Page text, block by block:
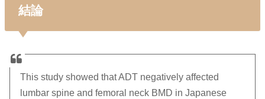
結論
This study showed that ADT negatively affected
lumbar spine and femoral neck BMD in Japanese